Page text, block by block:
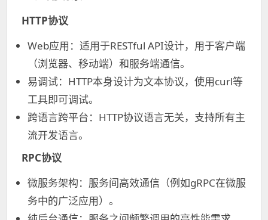
HTTP协议
Web应用：适用于RESTful API设计，用于客户端
（浏览器、移动端）和服务端通信。
易调试：HTTP本身设计为文本协议，使用curl等
工具即可调试。
跨语言跨平台：HTTP协议语言无关，支持所有主
流开发语言。
RPC协议
微服务架构：服务间高效通信（例如gRPC在微服
务中的广泛应用）。